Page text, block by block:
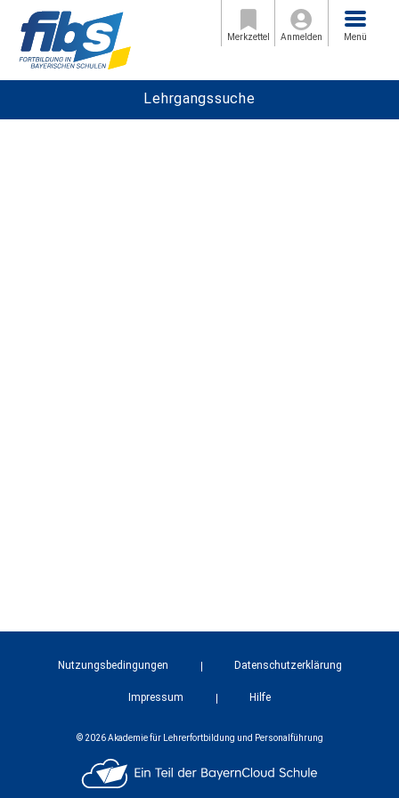
Merkzettel Anmelden
Menü
Menü
Lehrgangssuche
Nutzungsbedingungen Datenschutzerklärung
Impressum Hilfe
© 2026 Akademie für Lehrerfortbildung und Personalführung